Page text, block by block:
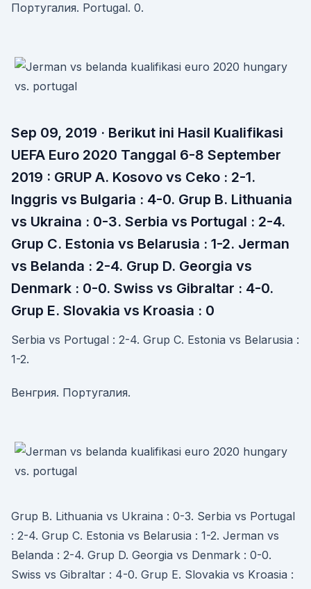
Португалия. Portugal. 0.
Sep 09, 2019 · Berikut ini Hasil Kualifikasi
UEFA Euro 2020 Tanggal 6-8 September
2019 : GRUP A. Kosovo vs Ceko : 2-1.
Inggris vs Bulgaria : 4-0. Grup B. Lithuania
vs Ukraina : 0-3. Serbia vs Portugal : 2-4.
Grup C. Estonia vs Belarusia : 1-2. Jerman
vs Belanda : 2-4. Grup D. Georgia vs
Denmark : 0-0. Swiss vs Gibraltar : 4-0.
Grup E. Slovakia vs Kroasia : 0
Serbia vs Portugal : 2-4. Grup C. Estonia vs Belarusia :
1-2.
Венгрия. Португалия.
Grup B. Lithuania vs Ukraina : 0-3. Serbia vs Portugal
: 2-4. Grup C. Estonia vs Belarusia : 1-2. Jerman vs
Belanda : 2-4. Grup D. Georgia vs Denmark : 0-0.
Swiss vs Gibraltar : 4-0. Grup E. Slovakia vs Kroasia :